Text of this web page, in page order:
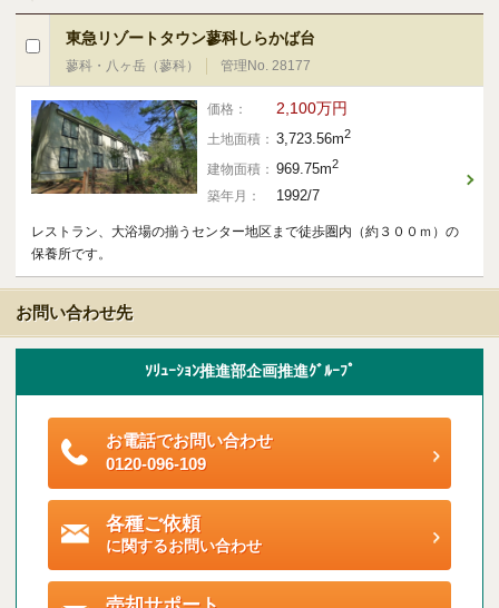
東急リゾートタウン蓼科しらかば台
蓼科・八ヶ岳（蓼科） 管理No. 28177
価格： 2,100万円
土地面積： 3,723.56m2
建物面積： 969.75m2
築年月： 1992/7
レストラン、大浴場の揃うセンター地区まで徒歩圏内（約３００ｍ）の
保養所です。
お問い合わせ先
ｿﾘｭｰｼｮﾝ推進部企画推進ｸﾞﾙｰﾌﾟ
お電話でお問い合わせ
0120-096-109
各種ご依頼
に関するお問い合わせ
新着物件お知らせメールに登録
ご契約後アンケートのご案内